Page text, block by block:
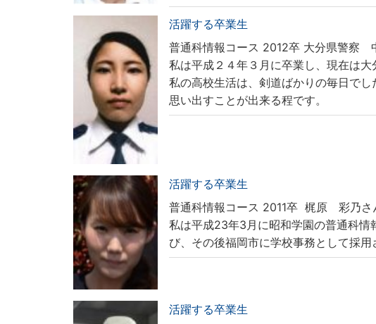
活躍する卒業生
普通科情報コース 2012卒 大分県警察
私は平成２４年３月に卒業し、現在は大
私の高校生活は、剣道ばかりの毎日で
思い出すことが出来る程です。
活躍する卒業生
普通科情報コース 2011卒 梶原 彩乃さ
私は平成23年3月に昭和学園の普通科情
び、その後福岡市に学校事務として採用
活躍する卒業生